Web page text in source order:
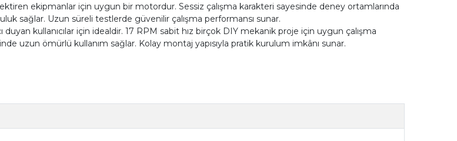
ekipmanlar için uygun bir motordur. Sessiz çalışma karakteri sayesinde deney ortamlarında
sağlar. Uzun süreli testlerde güvenilir çalışma performansı sunar.
kullanıcılar için idealdir. 17 RPM sabit hız birçok DIY mekanik proje için uygun çalışma
uzun ömürlü kullanım sağlar. Kolay montaj yapısıyla pratik kurulum imkânı sunar.